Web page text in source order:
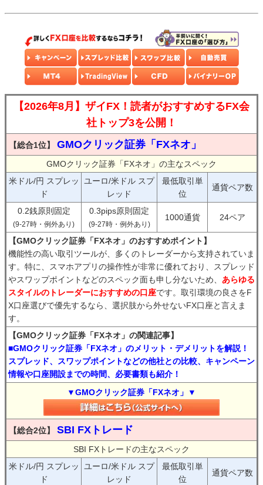
【2026年8月】ザイFX！読者がおすすめするFX会
社トップ3を公開！
【総合1位】 GMOクリック証券「FXネオ」
GMOクリック証券「FXネオ」の主なスペック
米ドル/円 スプレッ
ド
ユーロ/米ドル スプ
レッド
最低取引単
位
通貨ペア数
0.2銭原則固定
(9-27時・例外あり)
0.3pips原則固定
(9-27時・例外あり)
1000通貨 24ペア
【GMOクリック証券「FXネオ」のおすすめポイント】
機能性の高い取引ツールが、多くのトレーダーから支持されていま
す。特に、スマホアプリの操作性が非常に優れており、スプレッド
やスワップポイントなどのスペック面も申し分ないため、 あらゆる
スタイルのトレーダーにおすすめの口座です。取引環境の良さをF
X口座選びで優先するなら、選択肢から外せないFX口座と言えま
す。
【GMOクリック証券「FXネオ」の関連記事】
■GMOクリック証券「FXネオ」のメリット・デメリットを解説！
スプレッド、スワップポイントなどの他社との比較、キャンペーン
情報や口座開設までの時間、必要書類も紹介！
▼GMOクリック証券「FXネオ」▼
【総合2位】 SBI FXトレード
SBI FXトレードの主なスペック
米ドル/円 スプレッ
ド
ユーロ/米ドル スプ
レッド
最低取引単
位
通貨ペア数